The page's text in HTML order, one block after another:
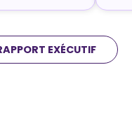
EXÉCUTIF